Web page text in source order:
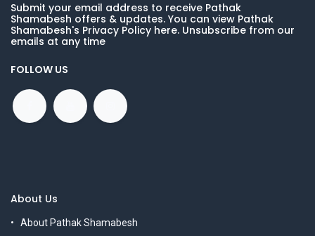
Submit your email address to receive Pathak
Shamabesh offers & updates. You can view Pathak
Shamabesh's Privacy Policy here. Unsubscribe from our
emails at any time
FOLLOW US
About Us
About Pathak Shamabesh